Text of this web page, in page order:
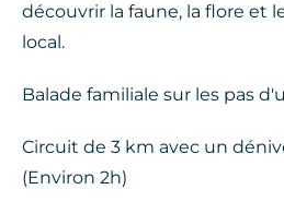
découvrir la faune, la flore et
local.
Balade familiale sur les pas
Circuit de 3 km avec un
(Environ 2h)